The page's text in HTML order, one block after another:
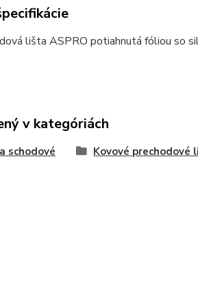
lišta ASPRO potiahnutá fóliou so
v kategóriách
schodové
Kovové prechodové